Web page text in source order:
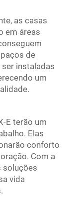
as casas
em áreas
de
instaladas
um
E terão um
Elas
conforto
Com a
soluções
vida